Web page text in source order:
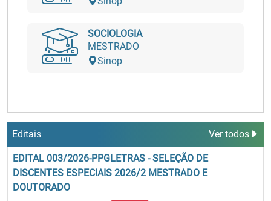
SOCIOLOGIA
MESTRADO
Sinop
Editais Ver todos
EDITAL 003/2026-PPGLETRAS - SELEÇÃO DE
DISCENTES ESPECIAIS 2026/2 MESTRADO E
DOUTORADO